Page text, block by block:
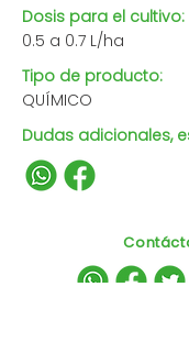
Dosis para el cultivo:
0.5 a 0.7 L/ha
Tipo de producto:
QUÍMICO
Dudas adicionales,